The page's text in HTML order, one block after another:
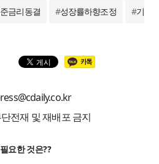
금리동결 #성장률하향조정 #기
전재 및 재배포 금지
요한 것은??